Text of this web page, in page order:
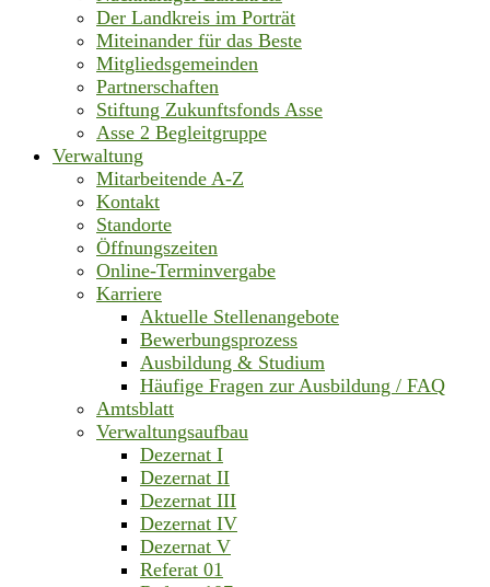
Der Landkreis im Porträt
Miteinander für das Beste
Mitgliedsgemeinden
Partnerschaften
Stiftung Zukunftsfonds Asse
Asse 2 Begleitgruppe
Verwaltung
Mitarbeitende A-Z
Kontakt
Standorte
Öffnungszeiten
Online-Terminvergabe
Karriere
Aktuelle Stellenangebote
Bewerbungsprozess
Ausbildung & Studium
Häufige Fragen zur Ausbildung / FAQ
Amtsblatt
Verwaltungsaufbau
Dezernat I
Dezernat II
Dezernat III
Dezernat IV
Dezernat V
Referat 01